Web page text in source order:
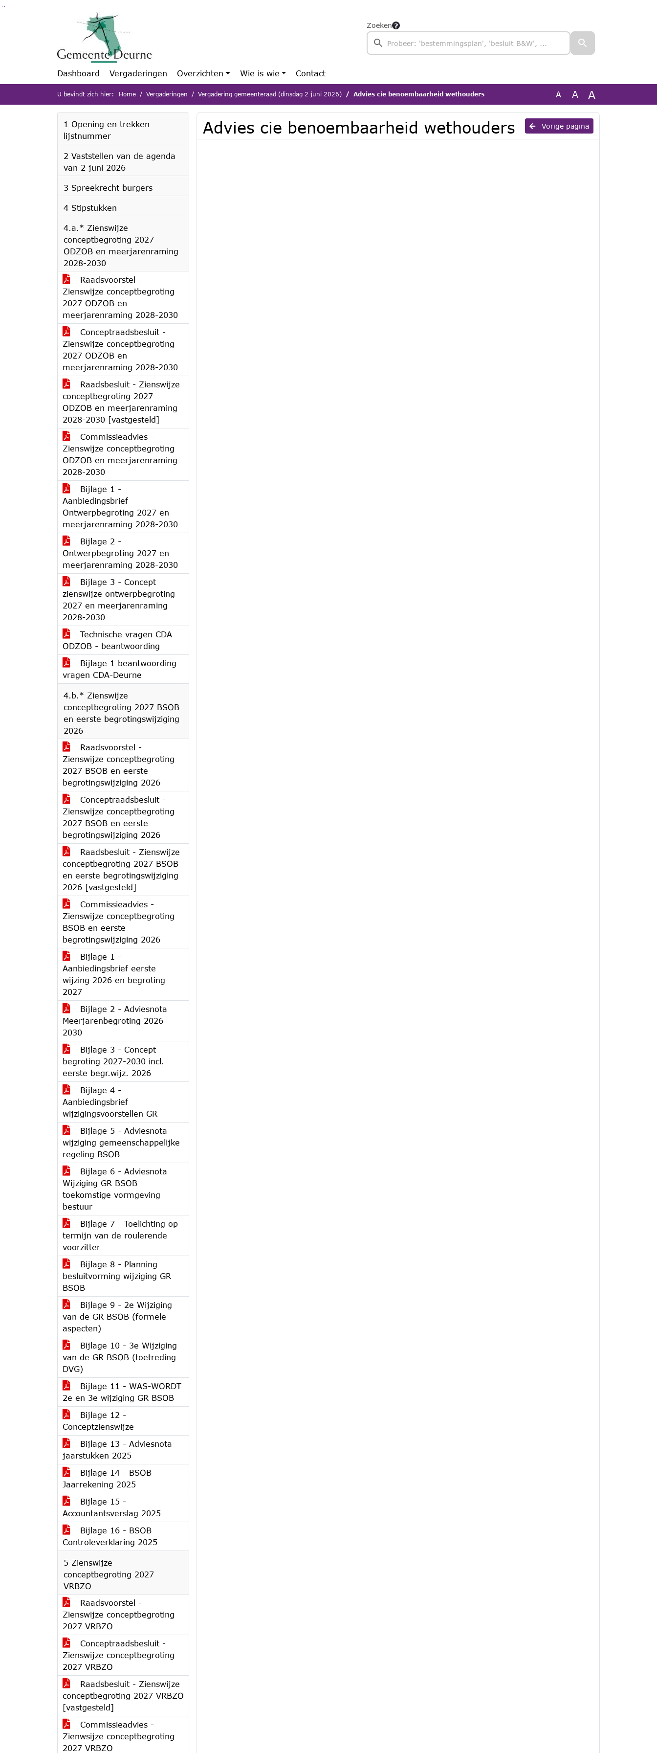
Ga naar de inhoud van deze pagina
Zoeken
Dashboard Vergaderingen Overzichten Wie is wie Contact
U bevindt zich hier: Home Vergaderingen Vergadering gemeenteraad (dinsdag 2 juni 2026) Advies cie benoembaarheid wethouders A A A
1 Opening en trekken
lijstnummer
2 Vaststellen van de agenda
van 2 juni 2026
3 Spreekrecht burgers
4 Stipstukken
4.a.* Zienswijze
conceptbegroting 2027
ODZOB en meerjarenraming
2028-2030
Raadsvoorstel -
Zienswijze conceptbegroting
2027 ODZOB en
meerjarenraming 2028-2030
Conceptraadsbesluit -
Zienswijze conceptbegroting
2027 ODZOB en
meerjarenraming 2028-2030
Raadsbesluit - Zienswijze
conceptbegroting 2027
ODZOB en meerjarenraming
2028-2030 [vastgesteld]
Commissieadvies -
Zienswijze conceptbegroting
ODZOB en meerjarenraming
2028-2030
Bijlage 1 -
Aanbiedingsbrief
Ontwerpbegroting 2027 en
meerjarenraming 2028-2030
Bijlage 2 -
Ontwerpbegroting 2027 en
meerjarenraming 2028-2030
Bijlage 3 - Concept
zienswijze ontwerpbegroting
2027 en meerjarenraming
2028-2030
Technische vragen CDA
ODZOB - beantwoording
Bijlage 1 beantwoording
vragen CDA-Deurne
4.b.* Zienswijze
conceptbegroting 2027 BSOB
en eerste begrotingswijziging
2026
Raadsvoorstel -
Zienswijze conceptbegroting
2027 BSOB en eerste
begrotingswijziging 2026
Conceptraadsbesluit -
Zienswijze conceptbegroting
2027 BSOB en eerste
begrotingswijziging 2026
Raadsbesluit - Zienswijze
conceptbegroting 2027 BSOB
en eerste begrotingswijziging
2026 [vastgesteld]
Commissieadvies -
Zienswijze conceptbegroting
BSOB en eerste
begrotingswijziging 2026
Bijlage 1 -
Aanbiedingsbrief eerste
wijzing 2026 en begroting
2027
Bijlage 2 - Adviesnota
Meerjarenbegroting 2026-
2030
Bijlage 3 - Concept
begroting 2027-2030 incl.
eerste begr.wijz. 2026
Bijlage 4 -
Aanbiedingsbrief
wijzigingsvoorstellen GR
Bijlage 5 - Adviesnota
wijziging gemeenschappelijke
regeling BSOB
Bijlage 6 - Adviesnota
Wijziging GR BSOB
toekomstige vormgeving
bestuur
Bijlage 7 - Toelichting op
termijn van de roulerende
voorzitter
Bijlage 8 - Planning
besluitvorming wijziging GR
BSOB
Bijlage 9 - 2e Wijziging
van de GR BSOB (formele
aspecten)
Bijlage 10 - 3e Wijziging
van de GR BSOB (toetreding
DVG)
Bijlage 11 - WAS-WORDT
2e en 3e wijziging GR BSOB
Bijlage 12 -
Conceptzienswijze
Bijlage 13 - Adviesnota
jaarstukken 2025
Bijlage 14 - BSOB
Jaarrekening 2025
Bijlage 15 -
Accountantsverslag 2025
Bijlage 16 - BSOB
Controleverklaring 2025
5 Zienswijze
conceptbegroting 2027
VRBZO
Raadsvoorstel -
Zienswijze conceptbegroting
2027 VRBZO
Conceptraadsbesluit -
Zienswijze conceptbegroting
2027 VRBZO
Raadsbesluit - Zienswijze
conceptbegroting 2027 VRBZO
[vastgesteld]
Commissieadvies -
Zienwsijze conceptbegroting
2027 VRBZO
Vorige pagina
Advies cie benoembaarheid wethouders